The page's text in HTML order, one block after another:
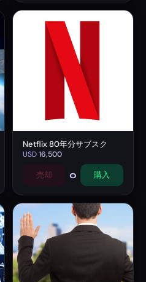
Netflix 80年分サブスク
USD16,500
売却 0 購入